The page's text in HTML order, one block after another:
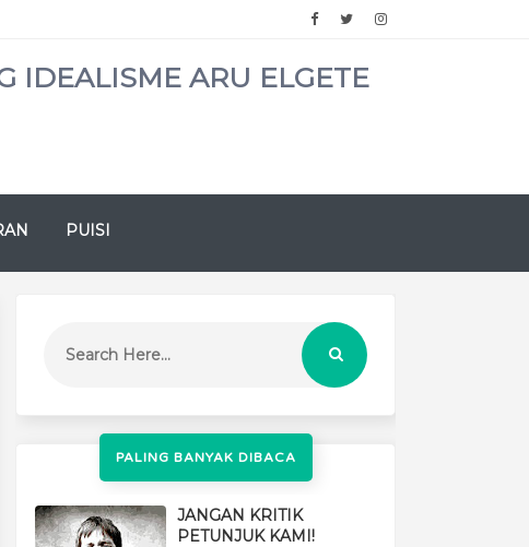
IDEALISME ARU ELGETE
PUISI
PALING BANYAK DIBACA
JANGAN KRITIK
PETUNJUK KAMI!